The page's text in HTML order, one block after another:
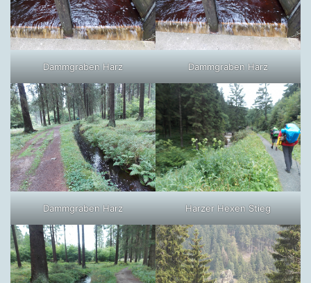
Dammgraben Harz Dammgraben Harz
Dammgraben Harz Harzer Hexen Stieg